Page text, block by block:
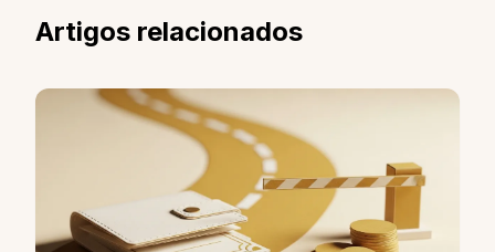
Artigos relacionados